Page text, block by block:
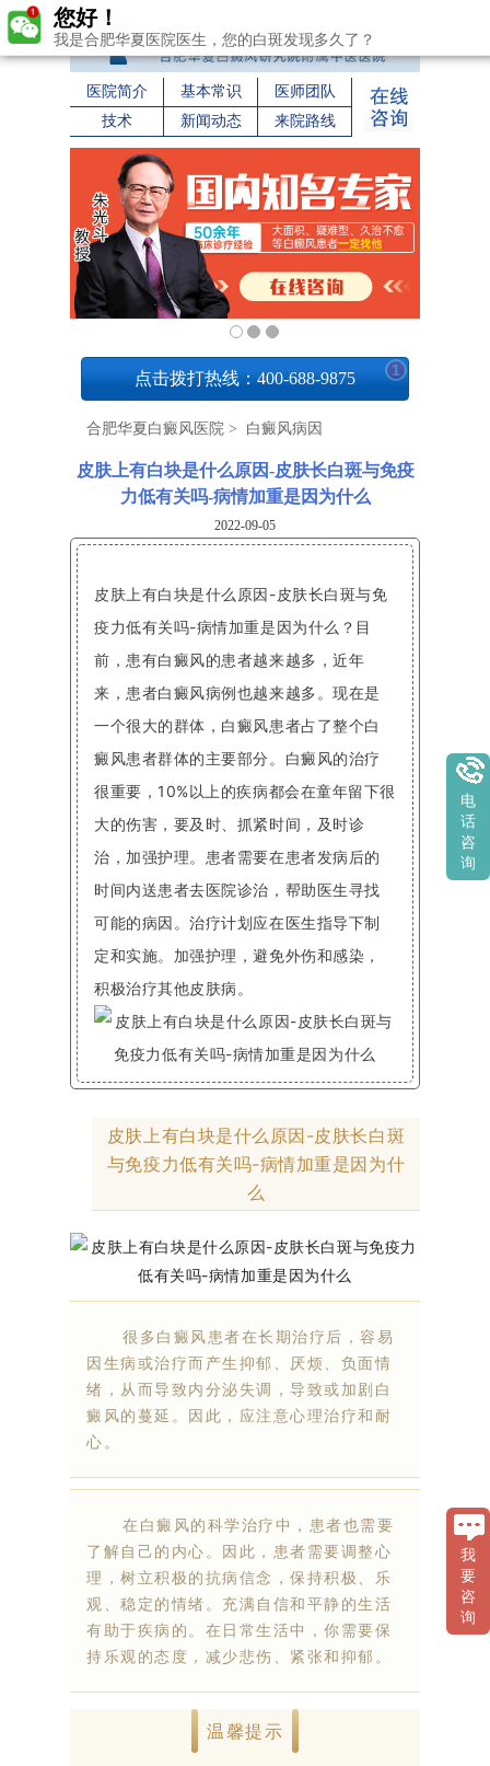
医院简介 基本常识
医师团队
技术
新闻动态 来院路线
点击拨打热线：400-688-9875 1
合肥华夏白癜风医院 > 白癜风病因
皮肤上有白块是什么原因-皮肤长白斑与免疫
力低有关吗-病情加重是因为什么
2022-09-05
皮肤上有白块是什么原因-皮肤长白斑与免
疫力低有关吗-病情加重是因为什么？目
前，患有白癜风的患者越来越多，近年
来，患者白癜风病例也越来越多。现在是
一个很大的群体，白癜风患者占了整个白
癜风患者群体的主要部分。白癜风的治疗
很重要，10%以上的疾病都会在童年留下很
大的伤害，要及时、抓紧时间，及时诊
治，加强护理。患者需要在患者发病后的
时间内送患者去医院诊治，帮助医生寻找
可能的病因。治疗计划应在医生指导下制
定和实施。加强护理，避免外伤和感染，
积极治疗其他皮肤病。
皮肤上有白块是什么原因-皮肤长白斑
与免疫力低有关吗-病情加重是因为什
么
很多白癜风患者在长期治疗后，容易
因生病或治疗而产生抑郁、厌烦、负面情
绪，从而导致内分泌失调，导致或加剧白
癜风的蔓延。因此，应注意心理治疗和耐
心。
在白癜风的科学治疗中，患者也需要
了解自己的内心。因此，患者需要调整心
理，树立积极的抗病信念，保持积极、乐
观、稳定的情绪。充满自信和平静的生活
有助于疾病的。在日常生活中，你需要保
持乐观的态度，减少悲伤、紧张和抑郁。
温馨提示
您好！
我是合肥华夏医院医生，您的白斑发现多久了？
我
要
咨
询
电
话
咨
询